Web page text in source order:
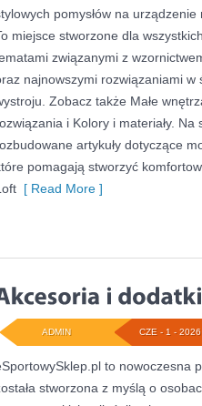
pomysłów na urządzenie
miejsce stworzone dla
związanymi z
najnowszymi rozwiązaniami w
Zobacz także Małe
i Kolory i materiały.
artykuły dotyczące
pomagają stworzyć
[ Read More ]
CZE - 1 - 2026
ADMIN
to nowoczesna
stworzona z myślą o